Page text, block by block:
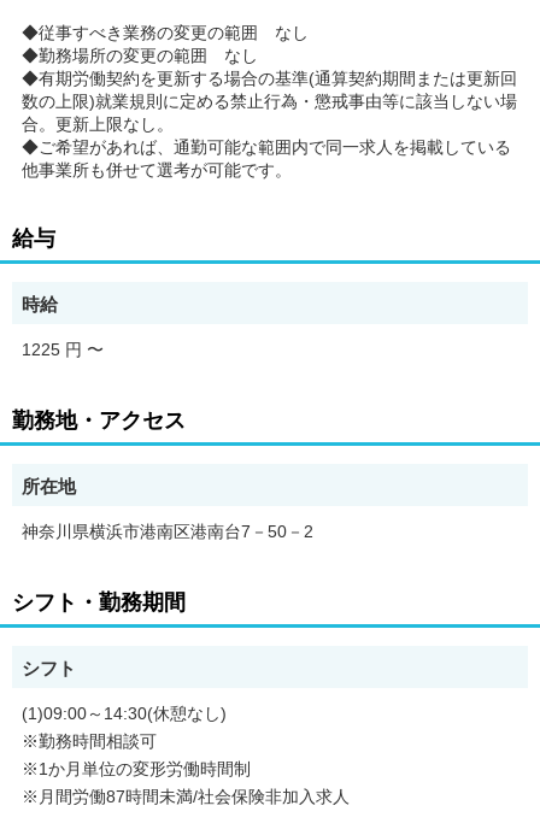
◆従事すべき業務の変更の範囲 なし
◆勤務場所の変更の範囲 なし
◆有期労働契約を更新する場合の基準(通算契約期間または更新回
数の上限)就業規則に定める禁止行為・懲戒事由等に該当しない場
合。更新上限なし。
◆ご希望があれば、通勤可能な範囲内で同一求人を掲載している
他事業所も併せて選考が可能です。
給与
時給
1225 円 〜
勤務地・アクセス
所在地
神奈川県横浜市港南区港南台7－50－2
シフト・勤務期間
シフト
(1)09:00～14:30(休憩なし)
※勤務時間相談可
※1か月単位の変形労働時間制
※月間労働87時間未満/社会保険非加入求人